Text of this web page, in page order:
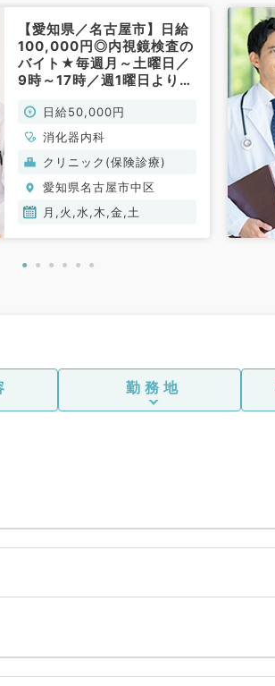
【愛知県／名古屋市】日給
100,000円◎内視鏡検査の
バイト★毎週月～土曜日／
9時～17時／週1曜日より可
い♪（消化器内科／非常
勤）
日給50,000円
消化器内科
クリニック(保険診療)
愛知県名古屋市中区
月,火,水,木,金,土
勤務地